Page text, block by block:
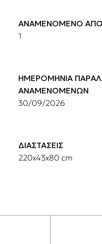
ΑΝΑΜΕΝΟΜΕΝΟ
1
ΗΜΕΡΟΜΗΝΙΑ
ΑΝΑΜΕΝΟΜΕΝΩΝ
30/09/2026
ΔΙΑΣΤΑΣΕΙΣ
220x43x80 cm